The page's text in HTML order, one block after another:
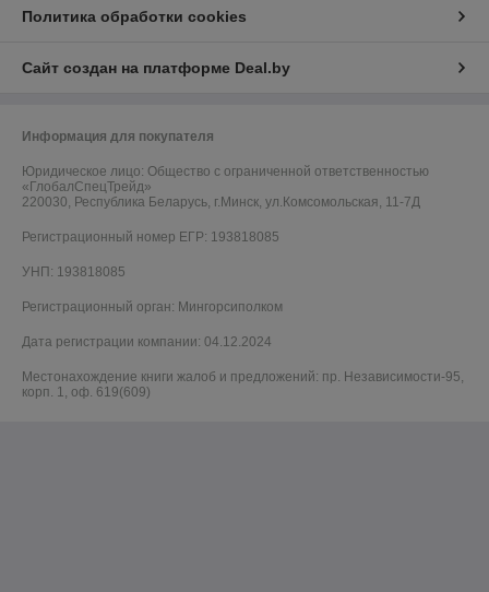
Политика обработки cookies
Сайт создан на платформе Deal.by
Информация для покупателя
Юридическое лицо: Общество с ограниченной ответственностью
«ГлобалСпецТрейд»
220030, Республика Беларусь, г.Минск, ул.Комсомольская, 11-7Д
Регистрационный номер ЕГР: 193818085
УНП: 193818085
Регистрационный орган: Мингорсиполком
Дата регистрации компании: 04.12.2024
Местонахождение книги жалоб и предложений: пр. Независимости-95,
корп. 1, оф. 619(609)